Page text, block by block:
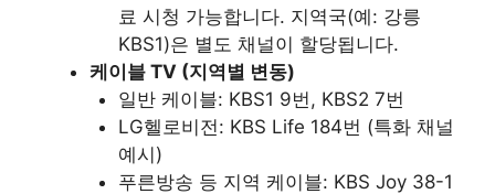
료 시청 가능합니다. 지역국(예: 강릉
KBS1)은 별도 채널이 할당됩니다.
케이블 TV (지역별 변동)
일반 케이블: KBS1 9번, KBS2 7번
LG헬로비전: KBS Life 184번 (특화 채널
예시)
푸른방송 등 지역 케이블: KBS Joy 38-1